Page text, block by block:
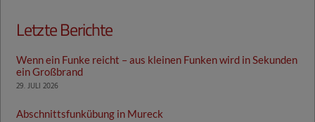
Letzte Berichte
Wenn ein Funke reicht – aus kleinen Funken wird in Sekunden
ein Großbrand
29. JULI 2026
Abschnittsfunkübung in Mureck